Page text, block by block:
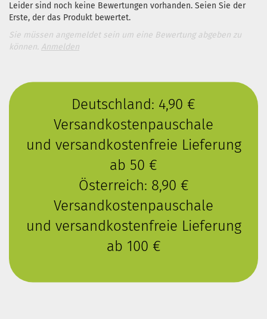
Leider sind noch keine Bewertungen vorhanden. Seien Sie der
Erste, der das Produkt bewertet.
Sie müssen angemeldet sein um eine Bewertung abgeben zu
können. Anmelden
Deutschland: 4,90 €
Versandkostenpauschale
und versandkostenfreie Lieferung
ab 50 €
Österreich: 8,90 €
Versandkostenpauschale
und versandkostenfreie Lieferung
ab 100 €